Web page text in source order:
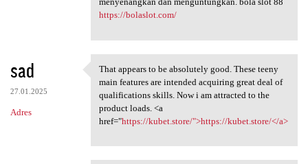
https://bolaslot.com/
sad
27.01.2025
Adres
That appears to be absolutely
That appears to be absolutely good. These teeny
main features are intended acquiring great deal of
qualifications skills. Now i am attracted to the
product loads. <a
href="https://kubet.store/">https://kubet.store/</a>